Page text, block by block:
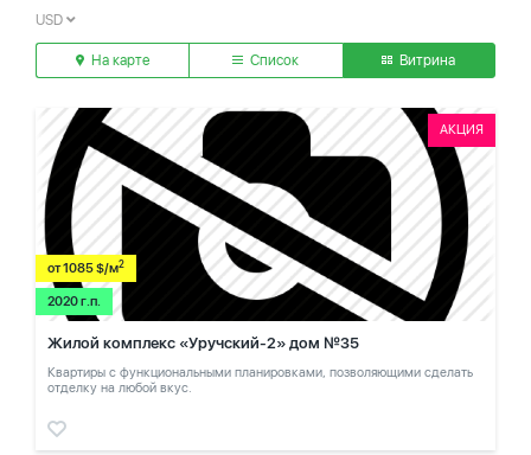
USD
На карте Список Витрина
АКЦИЯ
от 1085 $/м2
2020 г.п.
Жилой комплекс «Уручский-2» дом №35
Квартиры с функциональными планировками, позволяющими сделать
отделку на любой вкус.